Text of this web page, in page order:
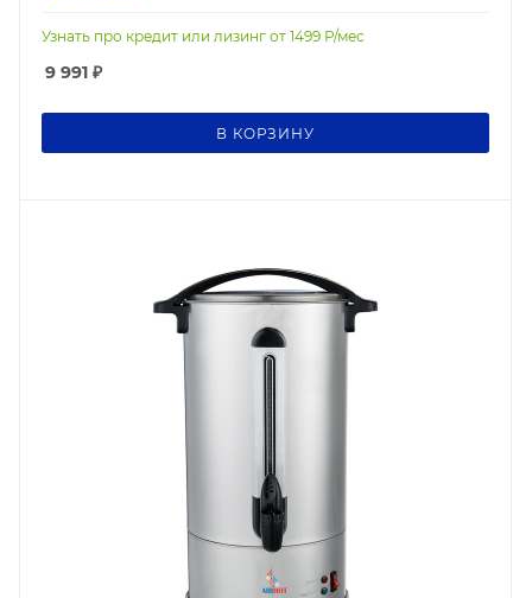
Узнать про кредит или лизинг от 1499 Р/мес
9 991 ₽
В КОРЗИНУ